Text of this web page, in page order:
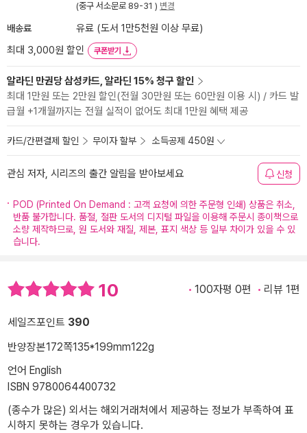
(중구 서소문로 89-31 ) 변경
배송료
유료 (도서 1만5천원 이상 무료)
최대 3,000원 할인
쿠폰받기
알라딘 만권당 삼성카드, 알라딘 15% 청구 할인
최대 1만원 또는 2만원 할인(전월 30만원 또는 60만원 이용 시) / 카드 발
급월 +1개월까지는 전월 실적이 없어도 최대 1만원 혜택 제공
카드/간편결제 할인 무이자 할부 소득공제 450원
관심 저자, 시리즈의 출간 알림을 받아보세요 신청
POD (Printed On Demand : 고객 요청에 의한 주문형 인쇄) 상품은 취소,
반품 불가합니다. 품절, 절판 도서의 디지털 파일을 이용해 주문시 종이책으로
소량 제작하므로, 원 도서와 재질, 제본, 표지 색상 등 일부 차이가 있을 수 있
습니다.
10 100자평 0편 리뷰 1편
세일즈포인트 390
반양장본172쪽135*199mm122g
언어 English
ISBN 9780064400732
(종수가 많은) 외서는 해외거래처에서 제공하는 정보가 부족하여 표
시하지 못하는 경우가 있습니다.